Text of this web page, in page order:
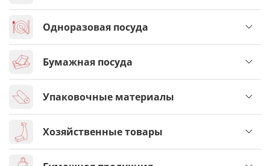
Одноразовая посуда
Бумажная посуда
Упаковочные материалы
Хозяйственные товары